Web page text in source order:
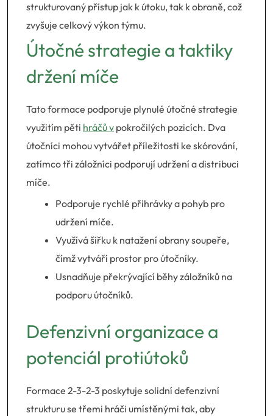
strukturovaný přístup jak k útoku, tak k obraně, což
zvyšuje celkový výkon týmu.
Útočné strategie a taktiky
držení míče
Tato formace podporuje plynulé útočné strategie
využitím pěti hráčů v pokročilých pozicích. Dva
útočníci mohou vytvářet příležitosti ke skórování,
zatímco tři záložníci podporují udržení a distribuci
míče.
Podporuje rychlé přihrávky a pohyb pro
udržení míče.
Využívá šířku k natažení obrany soupeře,
čímž vytváří prostor pro útočníky.
Usnadňuje překrývající běhy záložníků na
podporu útočníků.
Defenzivní organizace a
potenciál protiútoků
Formace 2-3-2-3 poskytuje solidní defenzivní
strukturu se třemi hráči umístěnými tak, aby